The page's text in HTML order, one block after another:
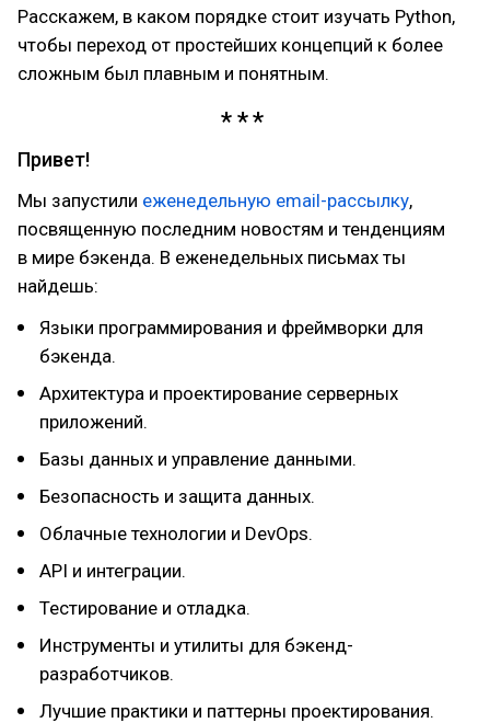
Расскажем, в каком порядке стоит изучать Python,
чтобы переход от простейших концепций к более
сложным был плавным и понятным.
Привет!
Мы запустили еженедельную email-рассылку,
посвященную последним новостям и тенденциям
в мире бэкенда. В еженедельных письмах ты
найдешь:
Языки программирования и фреймворки для
бэкенда.
Архитектура и проектирование серверных
приложений.
Базы данных и управление данными.
Безопасность и защита данных.
Облачные технологии и DevOps.
API и интеграции.
Тестирование и отладка.
Инструменты и утилиты для бэкенд-
разработчиков.
Лучшие практики и паттерны проектирования.